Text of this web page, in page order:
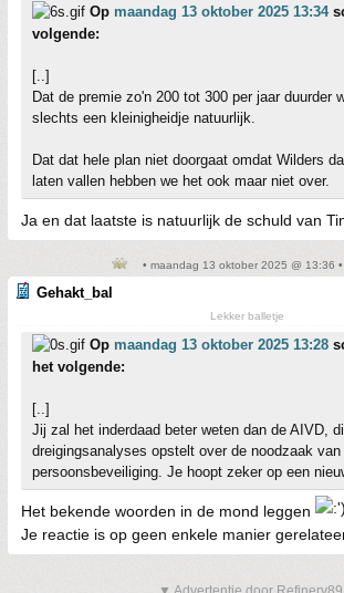
Op maandag 13 oktober 2025 13:34
volgende:
[..]
Dat de premie zo'n 200 tot 300 per jaar duurder
slechts een kleinigheidje natuurlijk.
Dat dat hele plan niet doorgaat omdat Wilders
laten vallen hebben we het ook maar niet over.
Ja en dat laatste is natuurlijk de schuld van
• maandag 13 oktober 2025 @ 13:36
Gehakt_bal
Lekker balletje
Op maandag 13 oktober 2025 13:28
het volgende:
[..]
Jij zal het inderdaad beter weten dan de AIVD,
dreigingsanalyses opstelt over de noodzaak van
persoonsbeveiliging. Je hoopt zeker op een
Het bekende woorden in de mond leggen
Je reactie is op geen enkele manier